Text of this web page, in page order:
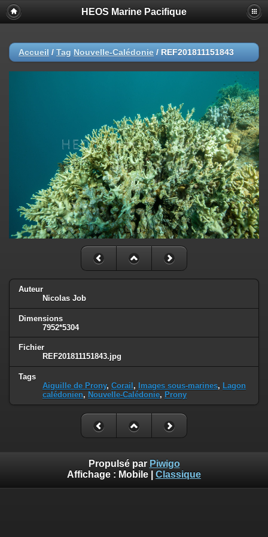
HEOS Marine Pacifique
Accueil / Tag Nouvelle-Calédonie / REF201811151843
Auteur
Nicolas Job
Dimensions
7952*5304
Fichier
REF201811151843.jpg
Tags
Aiguille de Prony, Corail , Images sous-marines, Lagon
calédonien, Nouvelle-Calédonie, Prony
Propulsé par Piwigo
Affichage : Mobile Classique